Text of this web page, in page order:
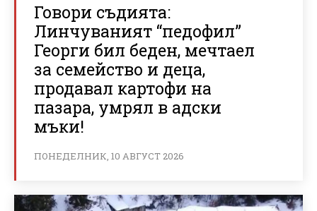
Говори съдията:
Линчуваният “педофил”
Георги бил беден, мечтаел
за семейство и деца,
продавал картофи на
пазара, умрял в адски
мъки!
ПОНЕДЕЛНИК, 10 АВГУСТ 2026